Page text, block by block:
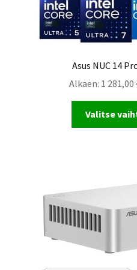
Asus NUC 14
Alkaen: 1 281,00
Valitse